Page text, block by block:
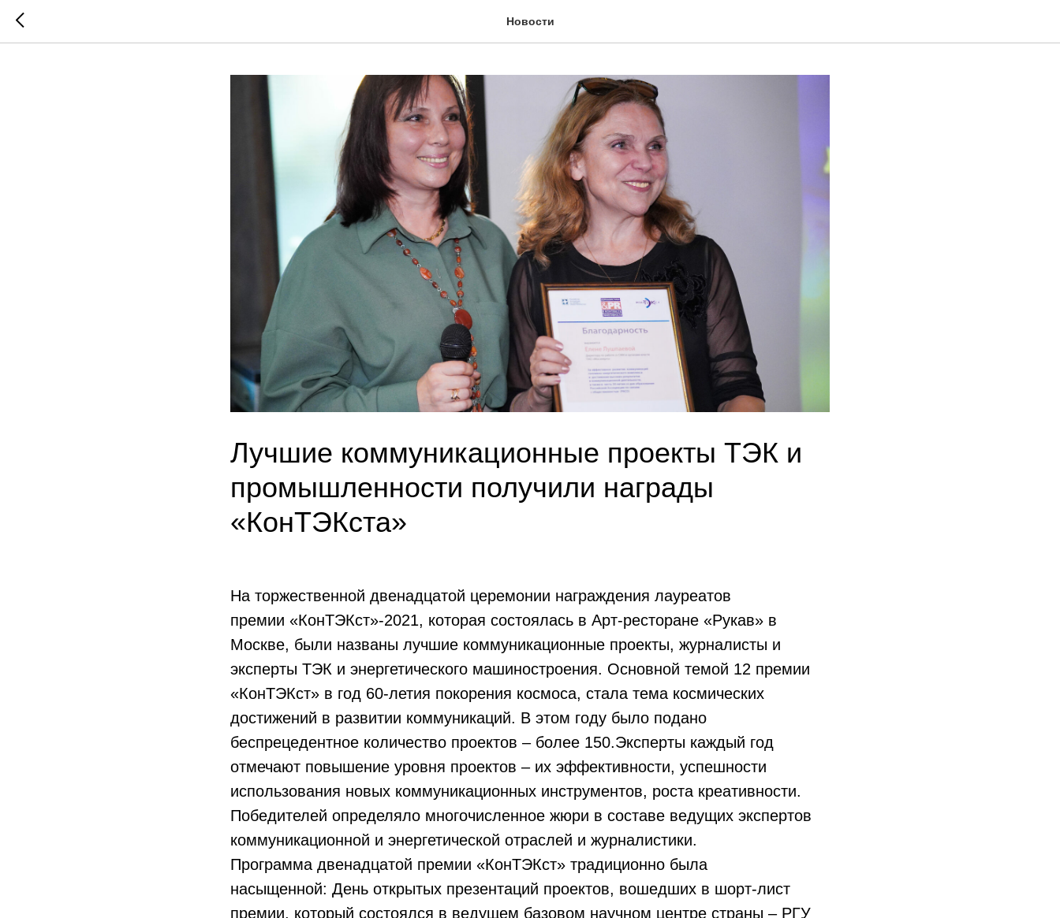
Новости
Лучшие коммуникационные проекты ТЭК и
промышленности получили награды
«КонТЭКста»
На торжественной двенадцатой церемонии награждения лауреатов
премии «КонТЭКст»-2021, которая состоялась в Арт-ресторане «Рукав» в
Москве, были названы лучшие коммуникационные проекты, журналисты и
эксперты ТЭК и энергетического машиностроения. Основной темой 12 премии
«КонТЭКст» в год 60-летия покорения космоса, стала тема космических
достижений в развитии коммуникаций. В этом году было подано
беспрецедентное количество проектов – более 150.Эксперты каждый год
отмечают повышение уровня проектов – их эффективности, успешности
использования новых коммуникационных инструментов, роста креативности.
Победителей определяло многочисленное жюри в составе ведущих экспертов
коммуникационной и энергетической отраслей и журналистики.
Программа двенадцатой премии «КонТЭКст» традиционно была
насыщенной: День открытых презентаций проектов, вошедших в шорт-лист
премии, который состоялся в ведущем базовом научном центре страны – РГУ